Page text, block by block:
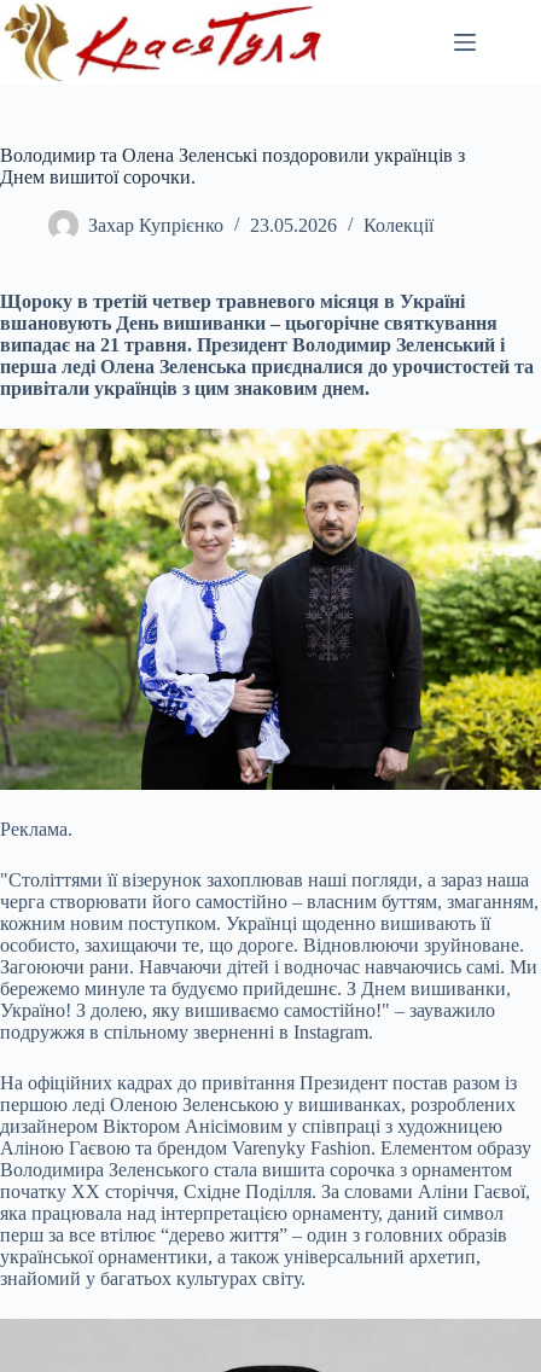
Перейти
до
вмісту
Володимир та Олена Зеленські поздоровили українців з
Днем вишитої сорочки.
Захар Купрієнко 23.05.2026 Колекції
Щороку в третій четвер травневого місяця в Україні
вшановують День вишиванки – цьогорічне святкування
випадає на 21 травня. Президент Володимир Зеленський і
перша леді Олена Зеленська приєдналися до урочистостей та
привітали українців з цим знаковим днем.
Реклама.
"Століттями її візерунок захоплював наші погляди, а зараз наша
черга створювати його самостійно – власним буттям, змаганням,
кожним новим поступком. Українці щоденно вишивають її
особисто, захищаючи те, що дороге. Відновлюючи зруйноване.
Загоюючи рани. Навчаючи дітей і водночас навчаючись самі. Ми
бережемо минуле та будуємо прийдешнє. З Днем вишиванки,
Україно! З долею, яку вишиваємо самостійно!" – зауважило
подружжя в спільному зверненні в Instagram.
На офіційних кадрах до привітання Президент постав разом із
першою леді Оленою Зеленською у вишиванках, розроблених
дизайнером Віктором Анісімовим у співпраці з художницею
Аліною Гаєвою та брендом Varenyky Fashion. Елементом образу
Володимира Зеленського стала вишита сорочка з орнаментом
початку ХХ сторіччя, Східне Поділля. За словами Аліни Гаєвої,
яка працювала над інтерпретацією орнаменту, даний символ
перш за все втілює “дерево життя” – один з головних образів
української орнаментики, а також універсальний архетип,
знайомий у багатьох культурах світу.